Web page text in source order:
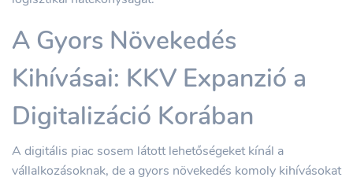
A Gyors Növekedés
Kihívásai: KKV Expanzió a
Digitalizáció Korában
A digitális piac sosem látott lehetőségeket kínál a
vállalkozásoknak, de a gyors növekedés komoly kihívásokat